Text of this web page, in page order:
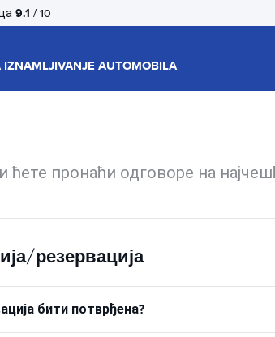
9.1 / 10
IZNAMLJIVANJE AUTOMOBILA
ћете пронаћи одговоре на
резервација
бити потврђена?